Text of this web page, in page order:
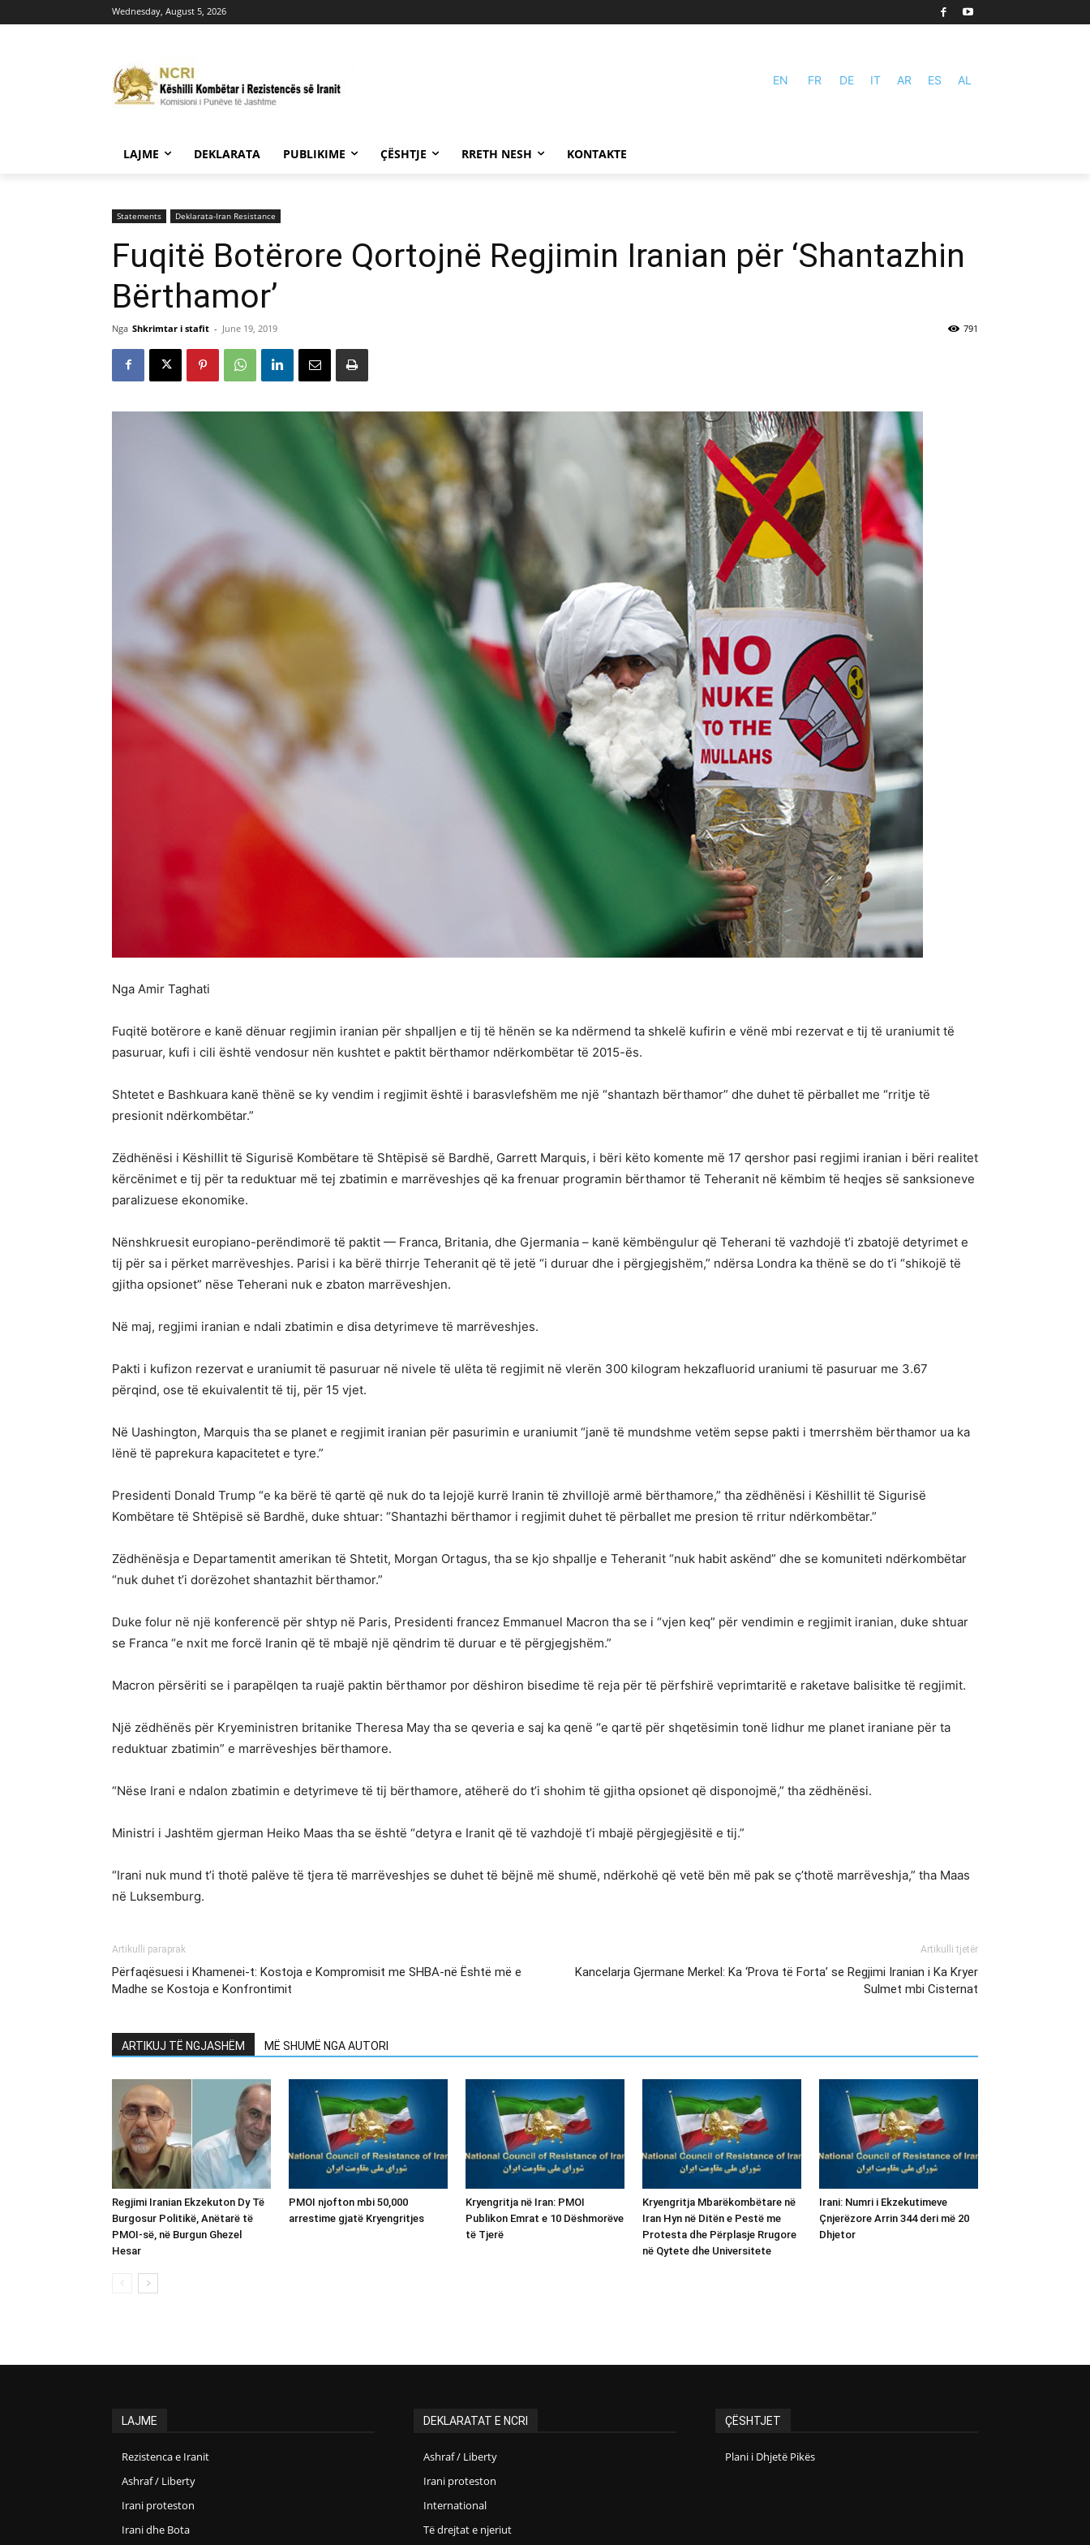
Wednesday, August 5, 2026
EN FR DE IT AR ES AL
LAJME DEKLARATA PUBLIKIME ÇËSHTJE RRETH NESH KONTAKTE
Statements Deklarata-Iran Resistance
Fuqitë Botërore Qortojnë Regjimin Iranian për ‘Shantazhin
Bërthamor’
Nga Shkrimtar i stafit - June 19, 2019 791
Nga Amir Taghati
Fuqitë botërore e kanë dënuar regjimin iranian për shpalljen e tij të hënën se ka ndërmend ta shkelë kufirin e vënë mbi rezervat e tij të uraniumit të
pasuruar, kufi i cili është vendosur nën kushtet e paktit bërthamor ndërkombëtar të 2015-ës.
Shtetet e Bashkuara kanë thënë se ky vendim i regjimit është i barasvlefshëm me një “shantazh bërthamor” dhe duhet të përballet me “rritje të
presionit ndërkombëtar.”
Zëdhënësi i Këshillit të Sigurisë Kombëtare të Shtëpisë së Bardhë, Garrett Marquis, i bëri këto komente më 17 qershor pasi regjimi iranian i bëri realitet
kërcënimet e tij për ta reduktuar më tej zbatimin e marrëveshjes që ka frenuar programin bërthamor të Teheranit në këmbim të heqjes së sanksioneve
paralizuese ekonomike.
Nënshkruesit europiano-perëndimorë të paktit — Franca, Britania, dhe Gjermania – kanë këmbëngulur që Teherani të vazhdojë t’i zbatojë detyrimet e
tij për sa i përket marrëveshjes. Parisi i ka bërë thirrje Teheranit që të jetë “i duruar dhe i përgjegjshëm,” ndërsa Londra ka thënë se do t’i “shikojë të
gjitha opsionet” nëse Teherani nuk e zbaton marrëveshjen.
Në maj, regjimi iranian e ndali zbatimin e disa detyrimeve të marrëveshjes.
Pakti i kufizon rezervat e uraniumit të pasuruar në nivele të ulëta të regjimit në vlerën 300 kilogram hekzafluorid uraniumi të pasuruar me 3.67
përqind, ose të ekuivalentit të tij, për 15 vjet.
Në Uashington, Marquis tha se planet e regjimit iranian për pasurimin e uraniumit “janë të mundshme vetëm sepse pakti i tmerrshëm bërthamor ua ka
lënë të paprekura kapacitetet e tyre.”
Presidenti Donald Trump “e ka bërë të qartë që nuk do ta lejojë kurrë Iranin të zhvillojë armë bërthamore,” tha zëdhënësi i Këshillit të Sigurisë
Kombëtare të Shtëpisë së Bardhë, duke shtuar: “Shantazhi bërthamor i regjimit duhet të përballet me presion të rritur ndërkombëtar.”
Zëdhënësja e Departamentit amerikan të Shtetit, Morgan Ortagus, tha se kjo shpallje e Teheranit “nuk habit askënd” dhe se komuniteti ndërkombëtar
“nuk duhet t’i dorëzohet shantazhit bërthamor.”
Duke folur në një konferencë për shtyp në Paris, Presidenti francez Emmanuel Macron tha se i “vjen keq” për vendimin e regjimit iranian, duke shtuar
se Franca “e nxit me forcë Iranin që të mbajë një qëndrim të duruar e të përgjegjshëm.”
Macron përsëriti se i parapëlqen ta ruajë paktin bërthamor por dëshiron bisedime të reja për të përfshirë veprimtaritë e raketave balisitke të regjimit.
Një zëdhënës për Kryeministren britanike Theresa May tha se qeveria e saj ka qenë “e qartë për shqetësimin tonë lidhur me planet iraniane për ta
reduktuar zbatimin” e marrëveshjes bërthamore.
“Nëse Irani e ndalon zbatimin e detyrimeve të tij bërthamore, atëherë do t’i shohim të gjitha opsionet që disponojmë,” tha zëdhënësi.
Ministri i Jashtëm gjerman Heiko Maas tha se është “detyra e Iranit që të vazhdojë t’i mbajë përgjegjësitë e tij.”
“Irani nuk mund t’i thotë palëve të tjera të marrëveshjes se duhet të bëjnë më shumë, ndërkohë që vetë bën më pak se ç’thotë marrëveshja,” tha Maas
në Luksemburg.
Artikulli paraprak
Përfaqësuesi i Khamenei-t: Kostoja e Kompromisit me SHBA-në Është më e
Madhe se Kostoja e Konfrontimit
Artikulli tjetër
Kancelarja Gjermane Merkel: Ka ‘Prova të Forta’ se Regjimi Iranian i Ka Kryer
Sulmet mbi Cisternat
ARTIKUJ TË NGJASHËM MË SHUMË NGA AUTORI
Regjimi Iranian Ekzekuton Dy Të
Burgosur Politikë, Anëtarë të
PMOI-së, në Burgun Ghezel
Hesar
PMOI njofton mbi 50,000
arrestime gjatë Kryengritjes
Kryengritja në Iran: PMOI
Publikon Emrat e 10 Dëshmorëve
të Tjerë
Kryengritja Mbarëkombëtare në
Iran Hyn në Ditën e Pestë me
Protesta dhe Përplasje Rrugore
në Qytete dhe Universitete
Irani: Numri i Ekzekutimeve
Çnjerëzore Arrin 344 deri më 20
Dhjetor
LAJME
Rezistenca e Iranit
Ashraf / Liberty
Irani proteston
Irani dhe Bota
DEKLARATAT E NCRI
Ashraf / Liberty
Irani proteston
International
Të drejtat e njeriut
ÇËSHTJET
Plani i Dhjetë Pikës